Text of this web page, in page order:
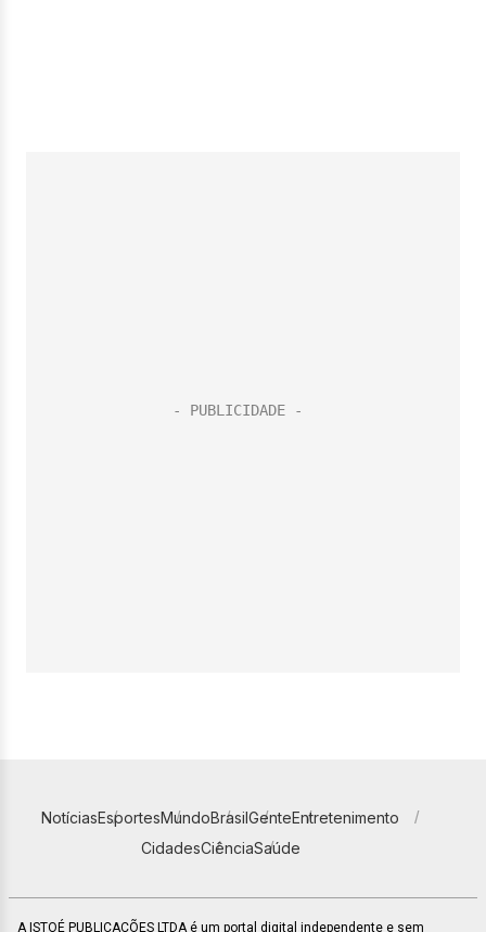
NotíciasEsportesMundoBrasilGenteEntretenimento
CidadesCiênciaSaúde
A ISTOÉ PUBLICAÇÕES LTDA é um portal digital independente e sem